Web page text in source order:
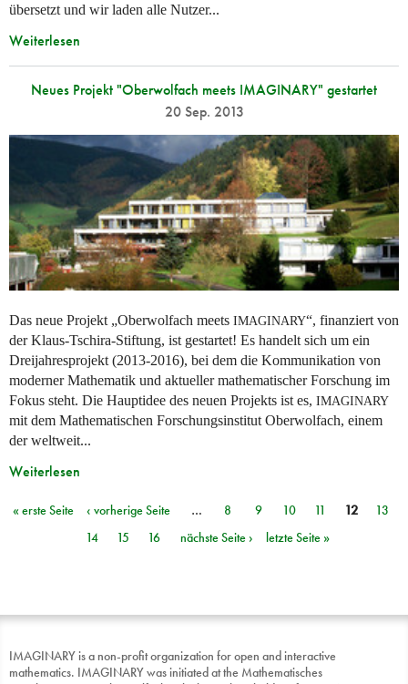
übersetzt und wir laden alle Nutzer...
Weiterlesen
Neues Projekt "Oberwolfach meets IMAGINARY" gestartet
20 Sep. 2013
Das neue Projekt „Oberwolfach meets IMAGINARY“, finanziert von
der Klaus-Tschira-Stiftung, ist gestartet! Es handelt sich um ein
Dreijahresprojekt (2013-2016), bei dem die Kommunikation von
moderner Mathematik und aktueller mathematischer Forschung im
Fokus steht. Die Hauptidee des neuen Projekts ist es, IMAGINARY
mit dem Mathematischen Forschungsinstitut Oberwolfach, einem
der weltweit...
Weiterlesen
Seiten
« erste Seite ‹ vorherige Seite … 8 9 10 11 12
13
14
15 16 nächste Seite › letzte Seite »
IMAGINARY is a non-profit organization for open and interactive
mathematics. IMAGINARY was initiated at the Mathematisches